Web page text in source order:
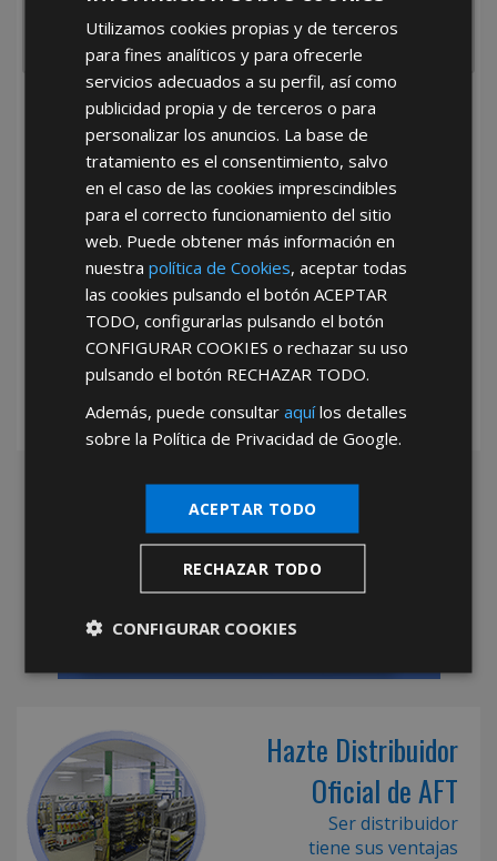
He leído y acepto la Política de Privacidad
*Abstenerse particulares, sólo venta a tiendas y empresas minoristas y
Hazte Distribuidor
Oficial de AFT
Ser distribuidor
tiene sus ventajas
Utilizamos cookies propias y de terceros
para fines analíticos y para ofrecerle
servicios adecuados a su perfil, así como
publicidad propia y de terceros o para
personalizar los anuncios. La base de
tratamiento es el consentimiento, salvo
en el caso de las cookies imprescindibles
para el correcto funcionamiento del sitio
web. Puede obtener más información en
nuestrapolítica de Cookies, aceptar todas
las cookies pulsando el botónACEPTAR
TODO, configurarlas pulsando el botón
CONFIGURAR COOKIES o rechazar su uso
pulsando el botón RECHAZAR TODO.
Además, puede consultaraquílos detalles
sobre la Política de Privacidad de Google.
ACEPTAR TODO
RECHAZAR TODO
CONFIGURAR COOKIES